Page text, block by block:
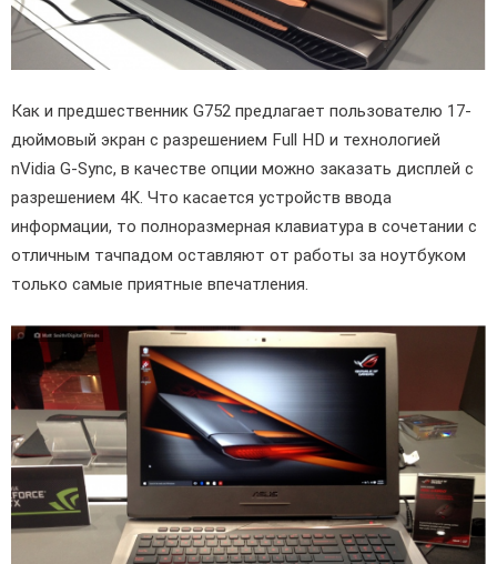
Как и предшественник G752 предлагает пользователю 17-
дюймовый экран с разрешением Full HD и технологией
nVidia G-Sync, в качестве опции можно заказать дисплей с
разрешением 4К. Что касается устройств ввода
информации, то полноразмерная клавиатура в сочетании с
отличным тачпадом оставляют от работы за ноутбуком
только самые приятные впечатления.